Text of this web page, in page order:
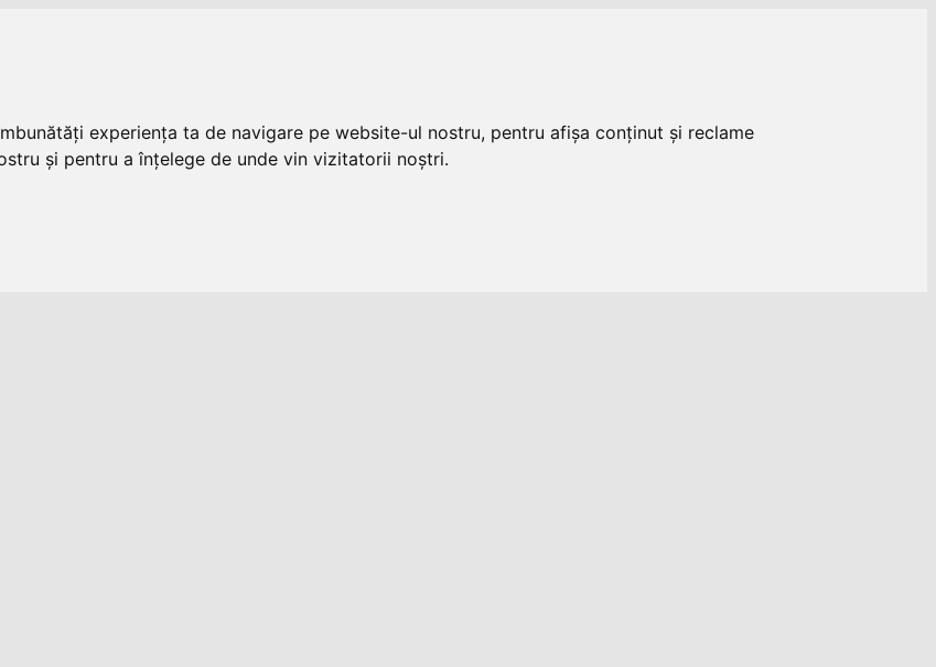
experiența ta de navigare pe website-ul nostru, pentru afișa conținut și reclame
și pentru a înțelege de unde vin vizitatorii noștri.